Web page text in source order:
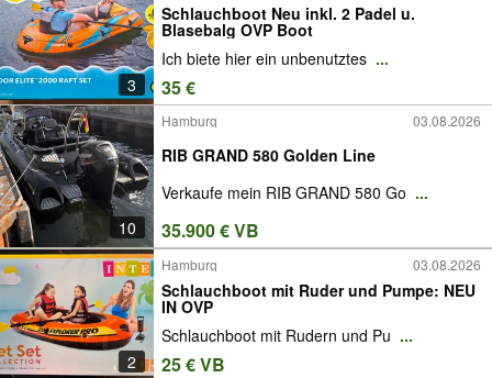
3
Schlauchboot Neu inkl. 2 Padel u.
Blasebalg OVP Boot
Ich biete hier ein unbenutztes ...
35 €
10
Hamburg 03.08.2026
RIB GRAND 580 Golden Line
Verkaufe mein RIB GRAND 580 Go ...
35.900 € VB
2
Hamburg 03.08.2026
Schlauchboot mit Ruder und Pumpe: NEU
IN OVP
Schlauchboot mit Rudern und Pu ...
25 € VB